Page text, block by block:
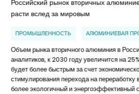
Российский рынок вторичных
расти вслед за мировым
ПРОМЫШЛЕННОСТЬ АЛЮМИНИЕВАЯ
Объем рынка вторичного алюминия в
аналитиков, к 2030 году увеличится на
будет более быстрым за счет
стимулирования перехода на переработку
более экологичный и энергоэффективный